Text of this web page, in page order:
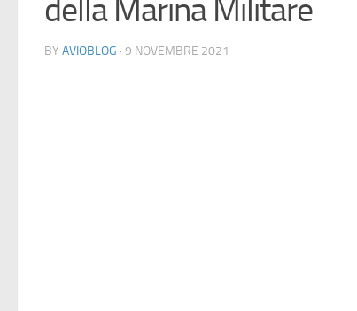
della Marina Militare
BY AVIOBLOG · 9 NOVEMBRE 2021